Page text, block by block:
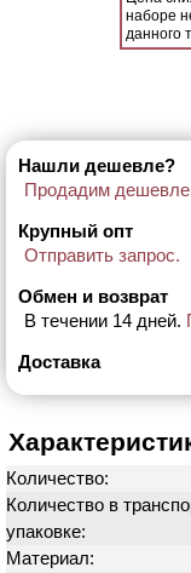
наборе
данного
Нашли дешевле?
Продадим дешевле
Крупный опт
Отправить запрос.
Обмен и возврат
В течении 14 дней.
Доставка
Количество:
Количество в
упаковке:
Материал: